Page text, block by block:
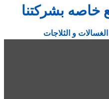
خاصه بشركتنا
و الثلاجات